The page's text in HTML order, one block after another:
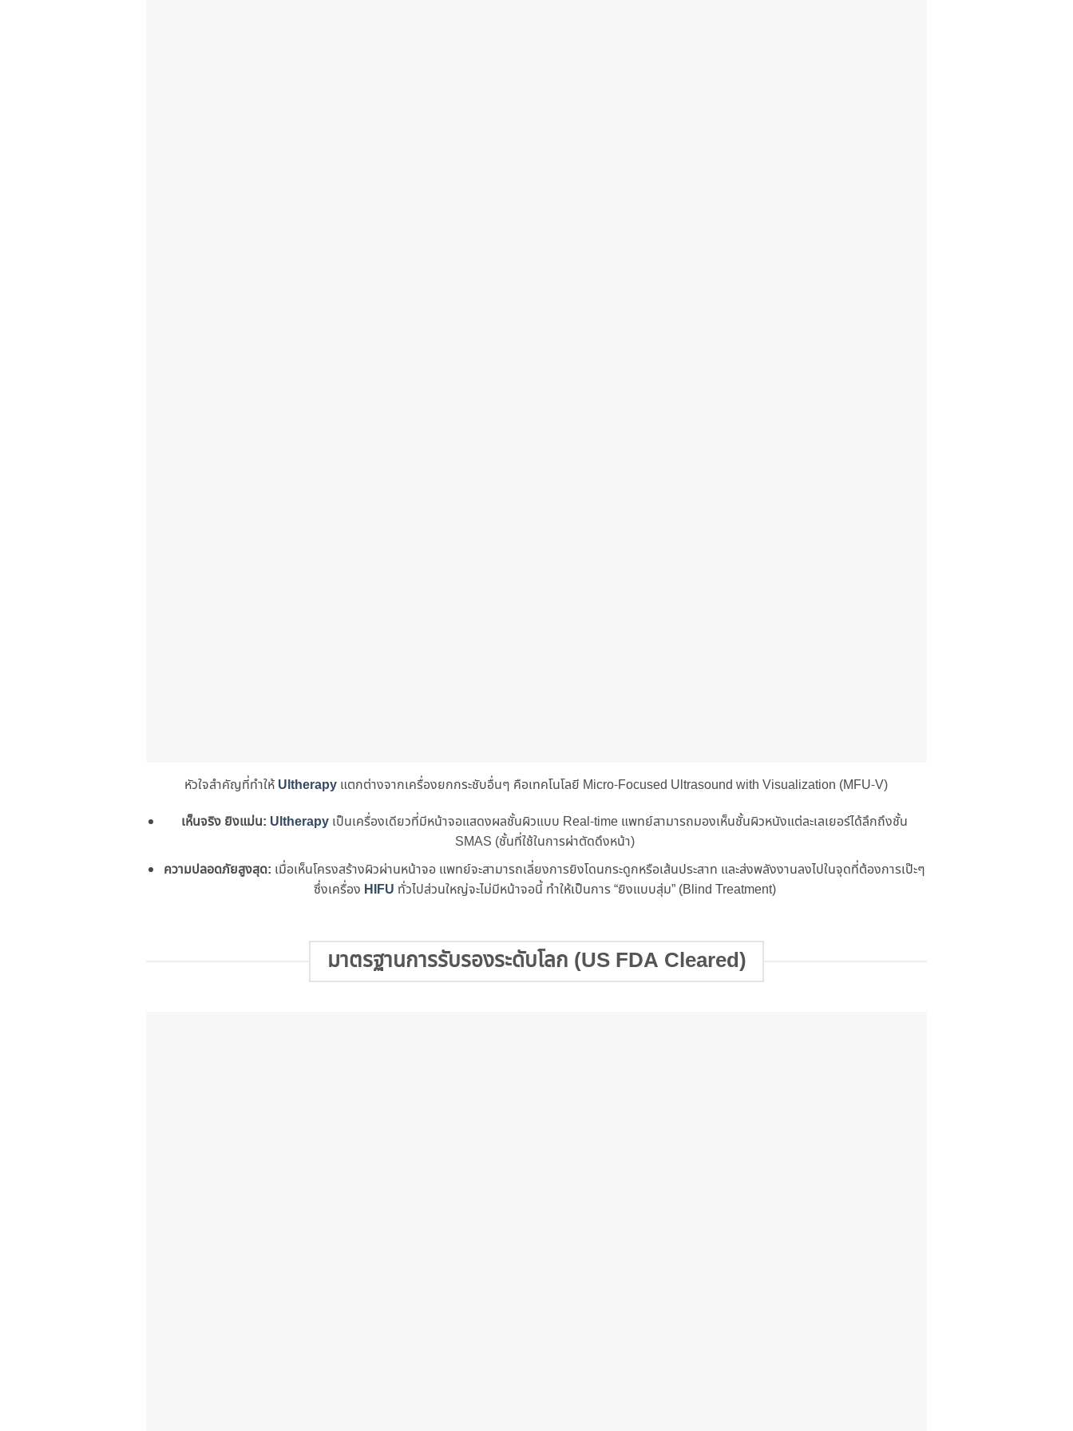
หัวใจสำคัญที่ทำให้ Ultherapy แตกต่างจากเครื่องยกกระชับอื่นๆ คือเทคโนโลยี Micro-Focused Ultrasound with Visualization (MFU-V)
เห็นจริง ยิงแม่น: Ultherapy เป็นเครื่องเดียวที่มีหน้าจอแสดงผลชั้นผิวแบบ Real-time แพทย์สามารถมองเห็นชั้นผิวหนังแต่ละเลเยอร์ได้ลึกถึงชั้น
SMAS (ชั้นที่ใช้ในการผ่าตัดดึงหน้า)
ความปลอดภัยสูงสุด: เมื่อเห็นโครงสร้างผิวผ่านหน้าจอ แพทย์จะสามารถเลี่ยงการยิงโดนกระดูกหรือเส้นประสาท และส่งพลังงานลงไปในจุดที่ต้องการเป๊ะๆ
ซึ่งเครื่อง HIFU ทั่วไปส่วนใหญ่จะไม่มีหน้าจอนี้ ทำให้เป็นการ “ยิงแบบสุ่ม” (Blind Treatment)
มาตรฐานการรับรองระดับโลก (US FDA Cleared)